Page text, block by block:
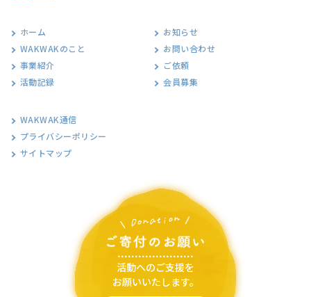
ホーム
WAKWAKのこと
事業紹介
活動記録
お知らせ
お問い合わせ
ご依頼
会員募集
WAKWAK通信
プライバシーポリシー
サイトマップ
活動へのご支援を
お願いいたします。